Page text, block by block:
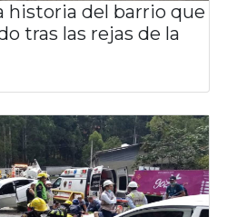
historia del barrio que
tras las rejas de la